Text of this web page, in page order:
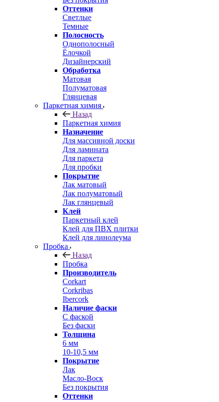
Оттенки
Светлые
Темные
Полосность
Однополосный
Ёлочкой
Дизайнерский
Обработка
Матовая
Полуматовая
Глянцевая
Паркетная химия
Назад
Паркетная химия
Назначение
Для массивной доски
Для ламината
Для паркета
Для пробки
Покрытие
Лак матовый
Лак полуматовый
Лак глянцевый
Клей
Паркетный клей
Клей для ПВХ плитки
Клей для линолеума
Пробка
Назад
Пробка
Производитель
Corkart
Corkribas
Ibercork
Наличие фаски
С фаской
Без фаски
Толщина
6 мм
10-10,5 мм
Покрытие
Лак
Масло-Воск
Без покрытия
Оттенки